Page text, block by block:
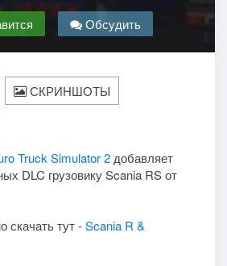
Обсудить
СКРИНШОТЫ
Truck Simulator 2добавляет
DLC грузовику Scania RS от
скачать тут -Scania R &